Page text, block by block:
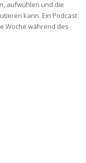
aufwühlen und die
kann. Ein Podcast
Woche während des